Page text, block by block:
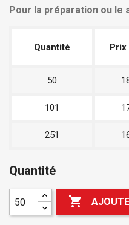
Pour la préparation ou le
Quantité Prix
50
101
251
Quantité
